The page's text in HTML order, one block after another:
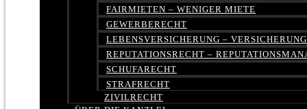
FAIRMIETEN – WENIGER MIETE
GEWERBERECHT
LEBENSVERSICHERUNG –
REPUTATIONSRECHT –
SCHUFARECHT
STRAFRECHT
ZIVILRECHT